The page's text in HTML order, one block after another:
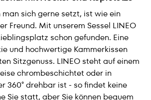
man sich gerne setzt, ist wie ein
Freund. Mit unserem Sessel LINEO
schon gefunden. Eine
und hochwertige Kammerkissen
Sitzgenuss. LINEO steht auf einem
chrombeschichtet oder in
360° drehbar ist - so findet keine
Sie statt, aber Sie können bequem